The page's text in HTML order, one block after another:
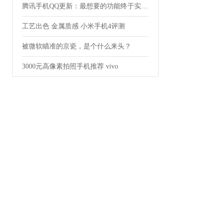
腾讯手机QQ更新：最想要的功能终于实现了
工艺出色 金属质感 小米手机4评测
被微软瞄准的京瓷，是个什么来头？
3000元高像素拍照手机推荐 vivo